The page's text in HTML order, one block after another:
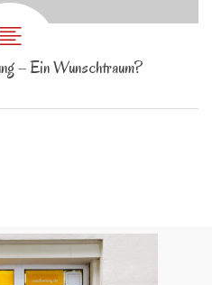
– Ein Wunschtraum?